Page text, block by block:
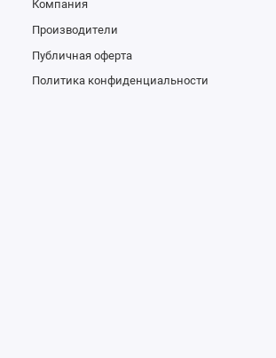
Компания
Производители
Публичная оферта
Политика конфиденциальности